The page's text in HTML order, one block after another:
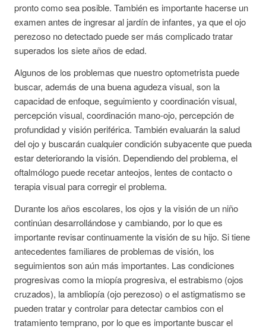
pronto como sea posible. También es importante hacerse un
examen antes de ingresar al jardín de infantes, ya que el ojo
perezoso no detectado puede ser más complicado tratar
superados los siete años de edad.
Algunos de los problemas que nuestro optometrista puede
buscar, además de una buena agudeza visual, son la
capacidad de enfoque, seguimiento y coordinación visual,
percepción visual, coordinación mano-ojo, percepción de
profundidad y visión periférica. También evaluarán la salud
del ojo y buscarán cualquier condición subyacente que pueda
estar deteriorando la visión. Dependiendo del problema, el
oftalmólogo puede recetar anteojos, lentes de contacto o
terapia visual para corregir el problema.
Durante los años escolares, los ojos y la visión de un niño
continúan desarrollándose y cambiando, por lo que es
importante revisar continuamente la visión de su hijo. Si tiene
antecedentes familiares de problemas de visión, los
seguimientos son aún más importantes. Las condiciones
progresivas como la miopía progresiva, el estrabismo (ojos
cruzados), la ambliopía (ojo perezoso) o el astigmatismo se
pueden tratar y controlar para detectar cambios con el
tratamiento temprano, por lo que es importante buscar el